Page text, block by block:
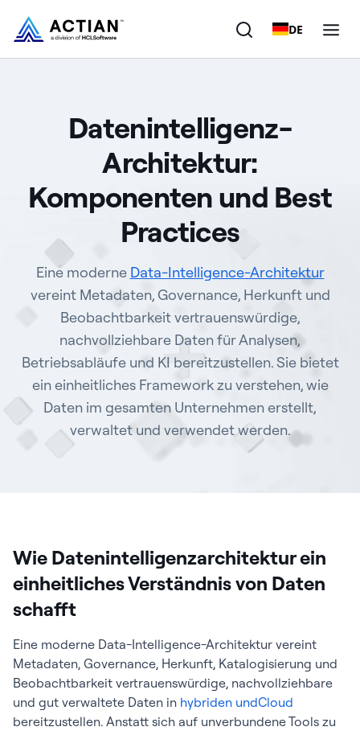
DE
Unternehmen
Ressourcen
Datenintelligenz-
Architektur:
Komponenten und Best
Practices
Eine moderne Data-Intelligence-Architektur
vereint Metadaten, Governance, Herkunft und
Beobachtbarkeit vertrauenswürdige,
nachvollziehbare Daten für Analysen,
Betriebsabläufe und KI bereitzustellen. Sie bietet
ein einheitliches Framework zu verstehen, wie
Daten im gesamten Unternehmen erstellt,
verwaltet und verwendet werden.
Wie Datenintelligenzarchitektur ein
einheitliches Verständnis von Daten
schafft
Eine moderne Data-Intelligence-Architektur vereint
Metadaten, Governance, Herkunft, Katalogisierung und
Beobachtbarkeit vertrauenswürdige, nachvollziehbare
und gut verwaltete Daten in hybriden undCloud
bereitzustellen. Anstatt sich auf unverbundene Tools zu